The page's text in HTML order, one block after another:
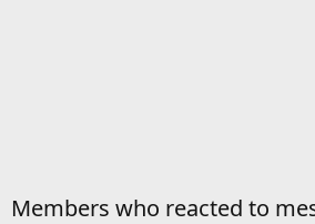
Members who reacted to